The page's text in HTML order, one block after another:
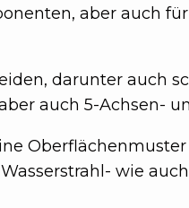
aber auch
darunter auch
auch 5-Achsen-
wie